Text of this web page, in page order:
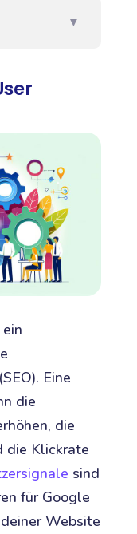
▼
Eine
die
die
die Klickrate
sind
für Google
Website